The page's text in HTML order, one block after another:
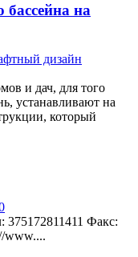
на
дизайн
и дач, для того
устанавливают на
который
Факс:
www....